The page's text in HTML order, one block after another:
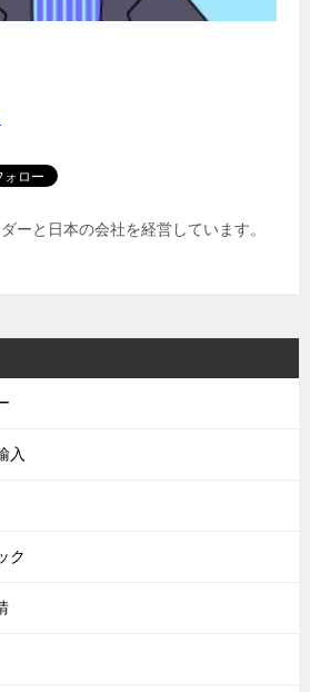
ーと日本の会社を経営しています。
入
ク